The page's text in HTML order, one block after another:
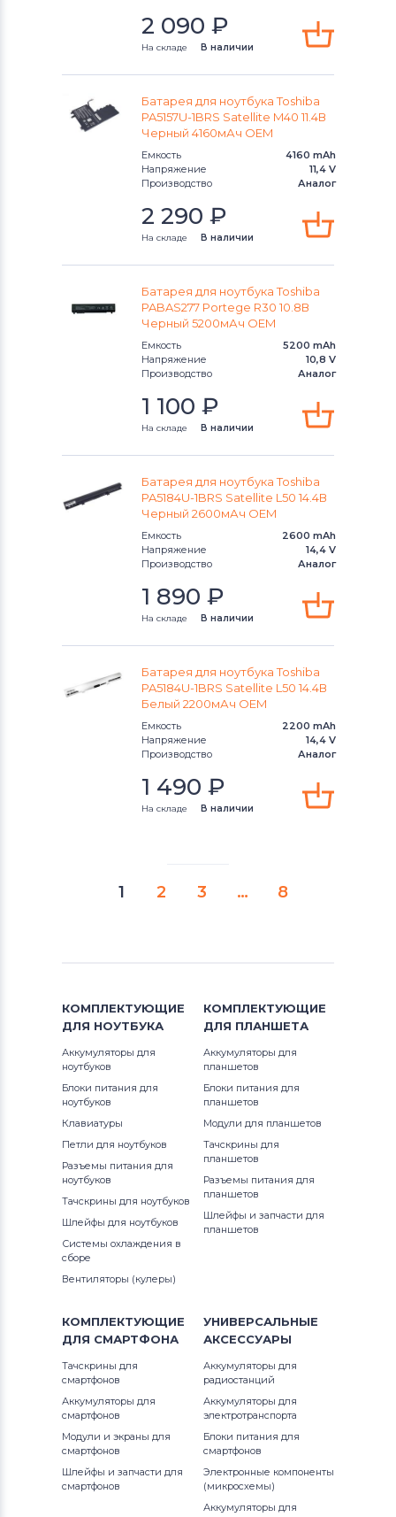
Аккумуляторы для ноутбуков
Аккумуляторы для ноутбуков
Аккумуляторы для ноутбуков
2 090 ₽
На складе В наличии
Батарея для ноутбука Toshiba
PA5157U-1BRS Satellite M40 11.4В
Черный 4160мАч OEM
Емкость
4160 mAh
Напряжение
11,4 V
Производство
Аналог
2 290 ₽
На складе В наличии
Батарея для ноутбука Toshiba
PABAS277 Portege R30 10.8В
Черный 5200мАч OEM
Емкость
5200 mAh
Напряжение
10,8 V
Производство
Аналог
1 100 ₽
На складе В наличии
Батарея для ноутбука Toshiba
PA5184U-1BRS Satellite L50 14.4В
Черный 2600мАч OEM
Емкость
2600 mAh
Напряжение
14,4 V
Производство
Аналог
1 890 ₽
На складе В наличии
Батарея для ноутбука Toshiba
PA5184U-1BRS Satellite L50 14.4В
Белый 2200мАч OEM
Емкость
2200 mAh
Напряжение
14,4 V
Производство
Аналог
1 490 ₽
На складе В наличии
1 2 3 … 8
КОМПЛЕКТУЮЩИЕ
ДЛЯ НОУТБУКА
Аккумуляторы для
ноутбуков
Блоки питания для
ноутбуков
Клавиатуры
Петли для ноутбуков
Разъемы питания для
ноутбуков
Тачскрины для ноутбуков
Шлейфы для ноутбуков
Системы охлаждения в
сборе
Вентиляторы (кулеры)
КОМПЛЕКТУЮЩИЕ
ДЛЯ ПЛАНШЕТА
Аккумуляторы для
планшетов
Блоки питания для
планшетов
Модули для планшетов
Тачскрины для
планшетов
Разъемы питания для
планшетов
Шлейфы и запчасти для
планшетов
КОМПЛЕКТУЮЩИЕ
ДЛЯ СМАРТФОНА
Тачскрины для
смартфонов
Аккумуляторы для
смартфонов
Модули и экраны для
смартфонов
Шлейфы и запчасти для
смартфонов
УНИВЕРСАЛЬНЫЕ
АКСЕССУАРЫ
Аккумуляторы для
радиостанций
Аккумуляторы для
электротранспорта
Блоки питания для
смартфонов
Электронные компоненты
(микросхемы)
Аккумуляторы для